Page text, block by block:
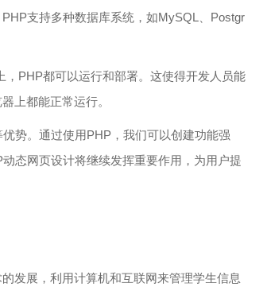
支持多种数据库系统，如MySQL、Postgr
PHP都可以运行和部署。这使得开发人员能
上都能正常运行。
势。通过使用PHP，我们可以创建功能强
态网页设计将继续发挥重要作用，为用户提
发展，利用计算机和互联网来管理学生信息